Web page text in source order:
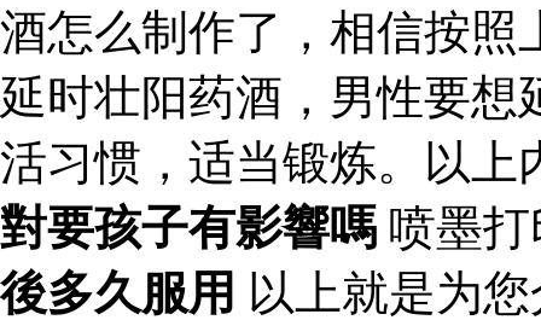
酒怎么制作了，相信按照
延时壮阳药酒，男性要想
活习惯，适当锻炼。以上
對要孩子有影響嗎 喷墨
後多久服用 以上就是为